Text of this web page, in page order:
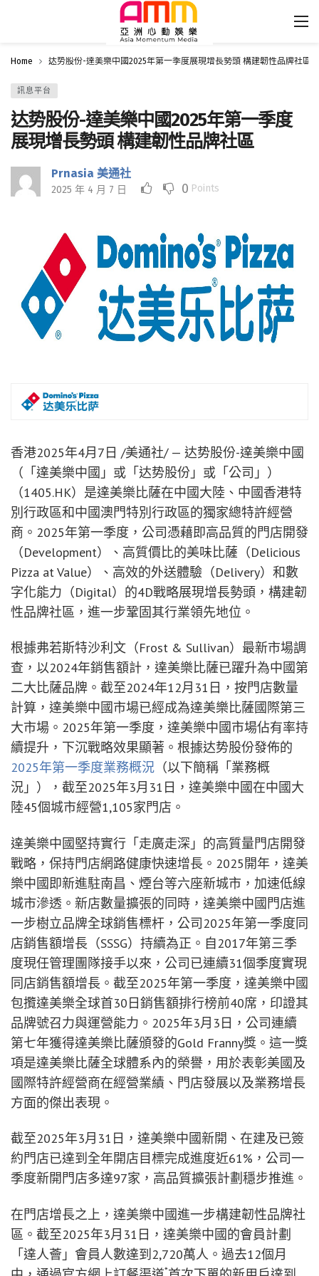
Home 达势股份-達美樂中國2025年第一季度展現增長勢頭 構建韌性品牌社區
訊息平台
达势股份-達美樂中國2025年第一季度
展現增長勢頭 構建韌性品牌社區
Prnasia 美通社
2025 年 4 月 7 日 0 Points
香港2025年4月7日 /美通社/ — 达势股份-達美樂中國
（「達美樂中國」或「达势股份」或「公司」）
（1405.HK）是達美樂比薩在中國大陸、中國香港特
別行政區和中國澳門特別行政區的獨家總特許經營
商。2025年第一季度，公司憑藉即高品質的門店開發
（Development）、高質價比的美味比薩（Delicious
Pizza at Value）、高效的外送體驗（Delivery）和數
字化能力（Digital）的4D戰略展現增長勢頭，構建韌
性品牌社區，進一步鞏固其行業領先地位。
根據弗若斯特沙利文（Frost & Sullivan）最新市場調
查，以2024年銷售額計，達美樂比薩已躍升為中國第
二大比薩品牌。截至2024年12月31日，按門店數量
計算，達美樂中國市場已經成為達美樂比薩國際第三
大市場。2025年第一季度，達美樂中國市場佔有率持
續提升，下沉戰略效果顯著。根據达势股份發佈的
2025年第一季度業務概況 （以下簡稱「業務概
況」），截至2025年3月31日，達美樂中國在中國大
陸45個城市經營1,105家門店。
達美樂中國堅持實行「走廣走深」的高質量門店開發
戰略，保持門店網路健康快速增長。2025開年，達美
樂中國即新進駐南昌、煙台等六座新城市，加速低線
城市滲透。新店數量擴張的同時，達美樂中國門店進
一步樹立品牌全球銷售標杆，公司2025年第一季度同
店銷售額增長（SSSG）持續為正。自2017年第三季
度現任管理團隊接手以來，公司已連續31個季度實現
同店銷售額增長。截至2025年第一季度，達美樂中國
包攬達美樂全球首30日銷售額排行榜前40席，印證其
品牌號召力與運營能力。2025年3月3日，公司連續
第七年獲得達美樂比薩頒發的Gold Franny獎。這一獎
項是達美樂比薩全球體系內的榮譽，用於表彰美國及
國際特許經營商在經營業績、門店發展以及業務增長
方面的傑出表現。
截至2025年3月31日，達美樂中國新開、在建及已簽
約門店已達到全年開店目標完成進度近61%，公司一
季度新開門店多達97家，高品質擴張計劃穩步推進。
在門店增長之上，達美樂中國進一步構建韌性品牌社
區。截至2025年3月31日，達美樂中國的會員計劃
「達人薈」會員人數達到2,720萬人。過去12個月
*